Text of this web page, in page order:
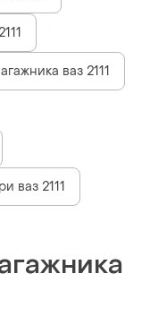
ваз 2111
ваз 2111